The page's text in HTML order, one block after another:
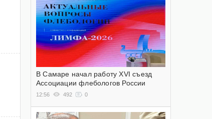
В Самаре начал работу XVI съезд
Ассоциации флебологов России
12:56 492 0